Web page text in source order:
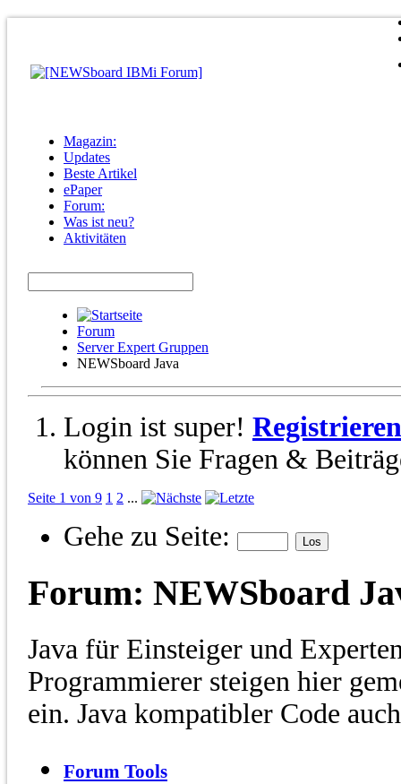
Magazin:
Updates
Beste Artikel
ePaper
Forum:
Was ist neu?
Aktivitäten
Forum
Server Expert Gruppen
NEWSboard Java
Login ist super! Registrieren
können Sie Fragen &
Seite 1 von 9 1 2 ...
Gehe zu Seite:
Forum: NEWSboard
Java für Einsteiger und
Programmierer steigen hier
ein. Java kompatibler Code
Forum Tools